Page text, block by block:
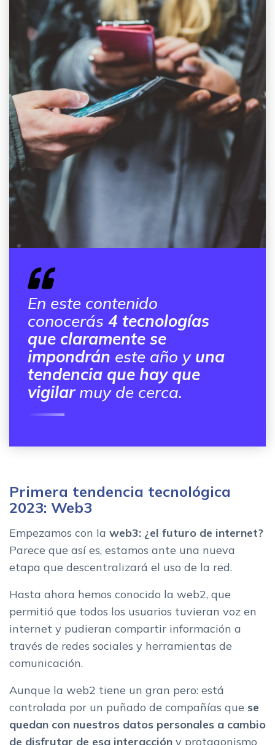
En este contenido
conocerás 4 tecnologías
que claramente se
impondrán este año y una
tendencia que hay que
vigilarmuy de cerca.
Primera tendencia tecnológica
2023: Web3
Empezamos con la web3: ¿el futuro de internet?
Parece que así es, estamos ante una nueva
etapa que descentralizará el uso de la red.
Hasta ahora hemos conocido la web2, que
permitió que todos los usuarios tuvieran voz en
internet y pudieran compartir información a
través de redes sociales y herramientas de
comunicación.
Aunque la web2 tiene un gran pero: está
controlada por un puñado de compañías que se
quedan con nuestros datos personales a cambio
de disfrutar de esa interacción y protagonismo